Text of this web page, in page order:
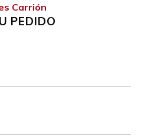
Carrión
PEDIDO